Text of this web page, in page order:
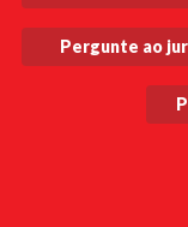
Pergunte ao